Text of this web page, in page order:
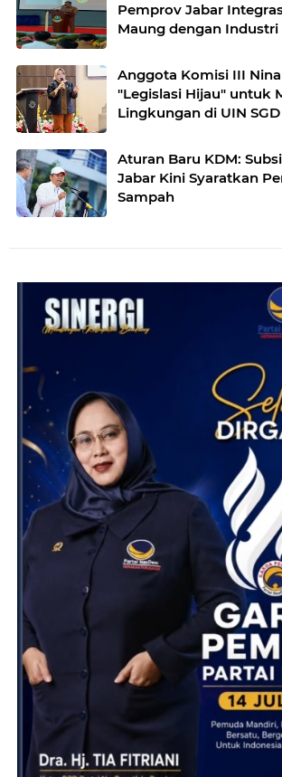
Pemprov Jabar
Maung dengan Industri
Anggota Komisi III
"Legislasi Hijau" untuk
Lingkungan di UIN
Aturan Baru KDM:
Jabar Kini Syaratkan
Sampah